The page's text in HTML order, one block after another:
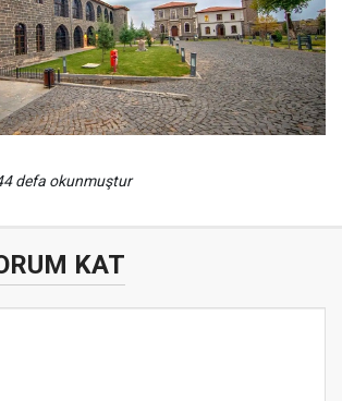
defa okunmuştur
KAT